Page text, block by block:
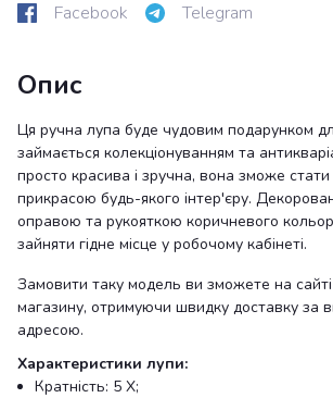
Facebook
Telegram
Опис
Ця ручна лупа буде чудовим подарунком
займається колекціонуванням та
просто красива і зручна, вона зможе
прикрасою будь-якого інтер'єру.
оправою та рукояткою коричневого
зайняти гідне місце у робочому кабінеті.
Замовити таку модель ви зможете на сайті
магазину, отримуючи швидку доставку за
адресою.
Характеристики лупи:
Кратність: 5 Х;